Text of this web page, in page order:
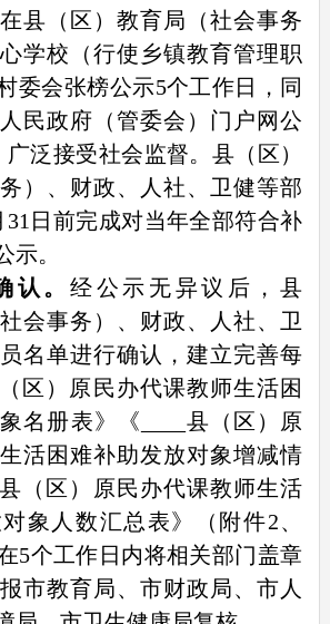
县（区）教育局（社会事务
学校（行使乡镇教育管理职
委会张榜公示5个工作日，同
民政府（管委会）门户网公
泛接受社会监督。县（区）
）、财政、人社、卫健等部
31日前完成对当年全部符合补
示。
。 经公示无异议后，县
会事务）、财政、人社、卫
名单进行确认，建立完善每
区）原民办代课教师生活困
名册表》《____县（区）原
活困难补助发放对象增减情
（区）原民办代课教师生活
象人数汇总表》（附件2、
5个工作日内将相关部门盖章
市教育局、市财政局、市人